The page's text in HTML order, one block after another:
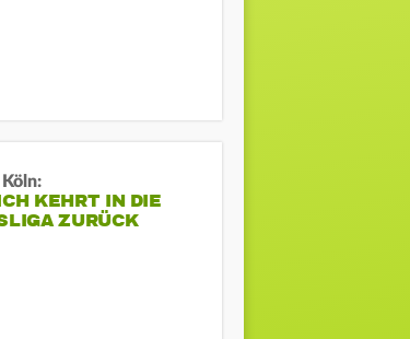
KEHRT IN DIE
ZURÜCK